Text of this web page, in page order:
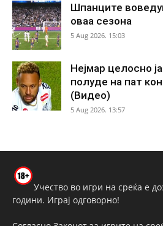
Шпанците
оваа сезона
5 Aug 2026. 15:03
Нејмар целосно
полуде на пат
(Видео)
5 Aug 2026. 13:57
Учество во игри на среќа е
години. Играј одговорно!